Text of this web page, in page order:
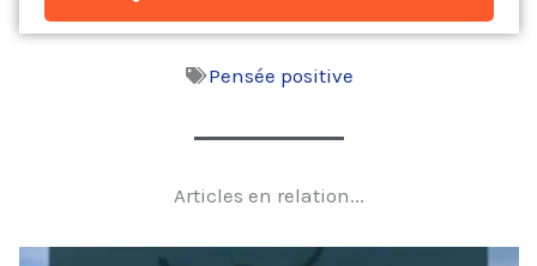
Pensée positive
Articles en relation...